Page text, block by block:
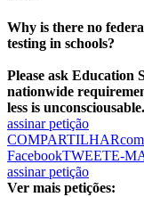
Why is there no
testing in schools?
Please ask Education
nationwide
less is unconsciousable.
assinar petição
COMPARTILHAR
FacebookTWEETE-
assinar petição
Ver mais petições: